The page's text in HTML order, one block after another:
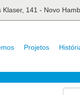
Klaser, 141 - Novo
Projetos